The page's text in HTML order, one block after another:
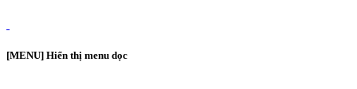
[MENU] Hiển thị menu dọc